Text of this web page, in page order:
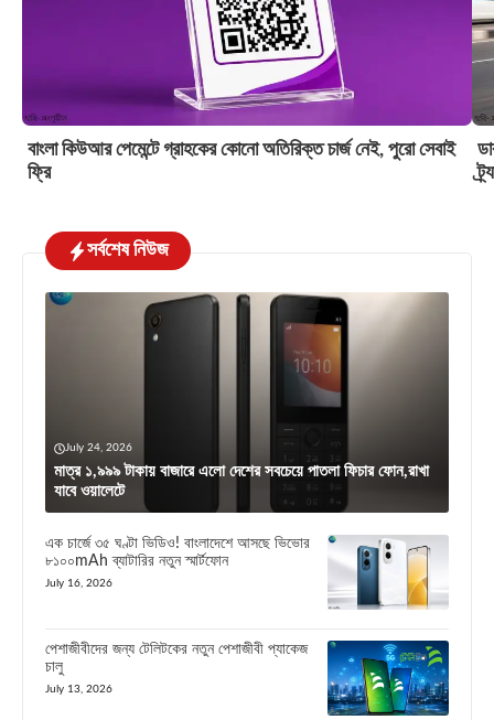
বাংলা কিউআর পেমেন্টে গ্রাহকের কোনো অতিরিক্ত চার্জ নেই, পুরো সেবাই
ফ্রি
সর্বশেষ নিউজ
July 24, 2026
মাত্র ১,৯৯৯ টাকায় বাজারে এলো দেশের সবচেয়ে পাতলা ফিচার ফোন,রাখা
যাবে ওয়ালেটে
এক চার্জে ৩৫ ঘণ্টা ভিডিও! বাংলাদেশে আসছে ভিভোর
৮১০০mAh ব্যাটারির নতুন স্মার্টফোন
July 16, 2026
পেশাজীবীদের জন্য টেলিটকের নতুন পেশাজীবী প্যাকেজ
চালু
July 13, 2026